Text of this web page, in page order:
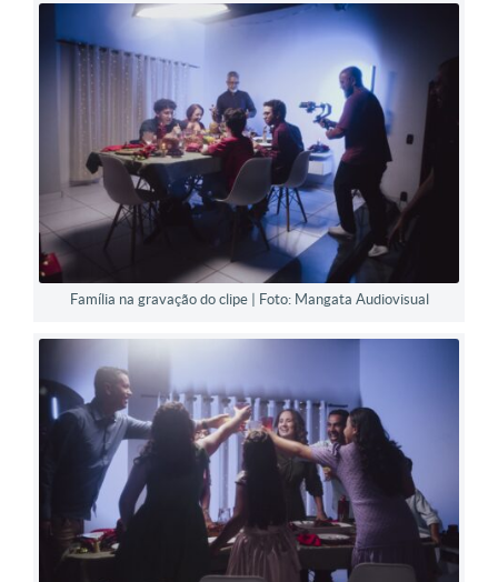
Família na gravação do clipe | Foto: Mangata Audiovisual